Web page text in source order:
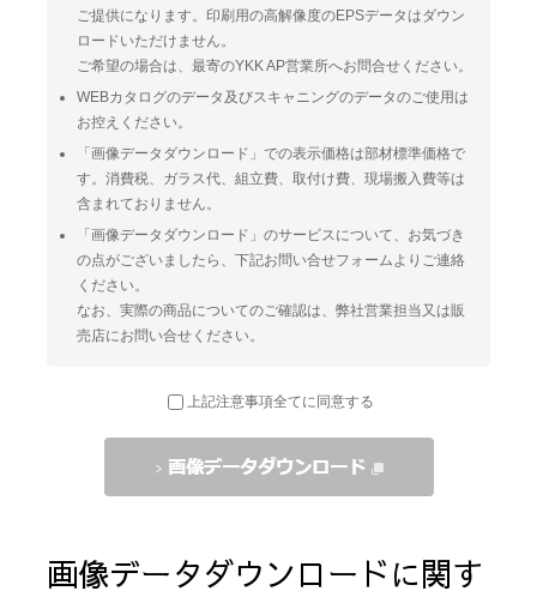
ご提供になります。印刷用の高解像度のEPSデータはダウン
ロードいただけません。
ご希望の場合は、最寄のYKK AP営業所へお問合せください。
WEBカタログのデータ及びスキャニングのデータのご使用は
お控えください。
「画像データダウンロード」での表示価格は部材標準価格で
す。消費税、ガラス代、組立費、取付け費、現場搬入費等は
含まれておりません。
「画像データダウンロード」のサービスについて、お気づき
の点がございましたら、下記お問い合せフォームよりご連絡
ください。
なお、実際の商品についてのご確認は、弊社営業担当又は販
売店にお問い合せください。
上記注意事項全てに同意する
画像データダウンロードに関す